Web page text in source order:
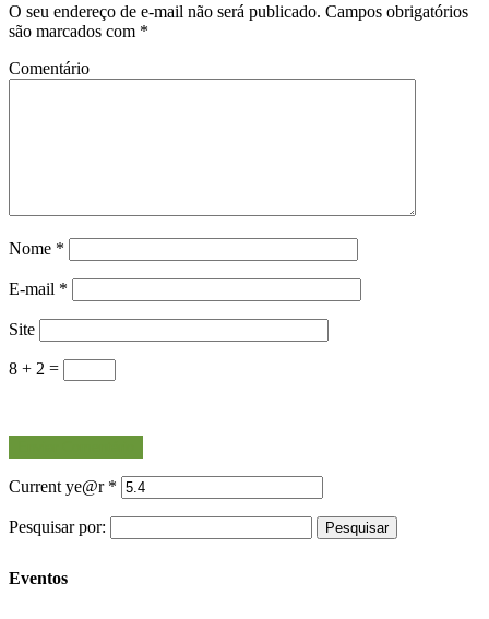
O seu endereço de e-mail não será publicado. Campos obrigatórios
são marcados com *
Comentário
Nome *
E-mail *
Site
8 + 2 =
Current ye@r *
Pesquisar por:
Eventos